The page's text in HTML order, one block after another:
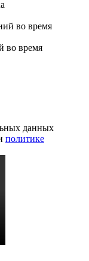
во время
данных
политике